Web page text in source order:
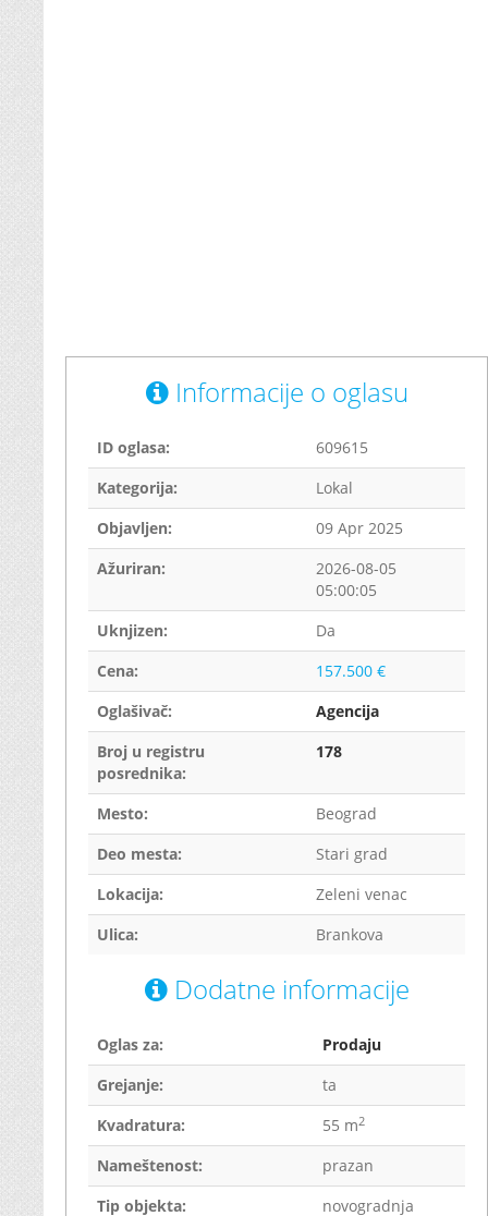
Informacije o oglasu
ID oglasa:
609615
Kategorija:
Lokal
Objavljen:
09 Apr 2025
Ažuriran:
2026-08-05
05:00:05
Uknjizen:
Da
Cena:
157.500 €
Oglašivač:
Agencija
Broj u registru
posrednika:
178
Mesto:
Beograd
Deo mesta:
Stari grad
Lokacija:
Zeleni venac
Ulica:
Brankova
Dodatne informacije
Oglas za:
Prodaju
Grejanje:
ta
Kvadratura:
55 m2
Nameštenost:
prazan
Tip objekta:
novogradnja